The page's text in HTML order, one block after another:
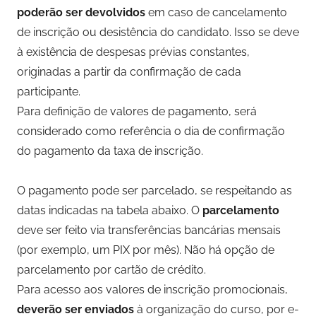
poderão ser devolvidos em caso de cancelamento
de inscrição ou desistência do candidato. Isso se deve
à existência de despesas prévias constantes,
originadas a partir da confirmação de cada
participante.
Para definição de valores de pagamento, será
considerado como referência o dia de confirmação
do pagamento da taxa de inscrição.
O pagamento pode ser parcelado, se respeitando as
datas indicadas na tabela abaixo. O parcelamento
deve ser feito via transferências bancárias mensais
(por exemplo, um PIX por mês). Não há opção de
parcelamento por cartão de crédito.
Para acesso aos valores de inscrição promocionais,
deverão ser enviados à organização do curso, por e-